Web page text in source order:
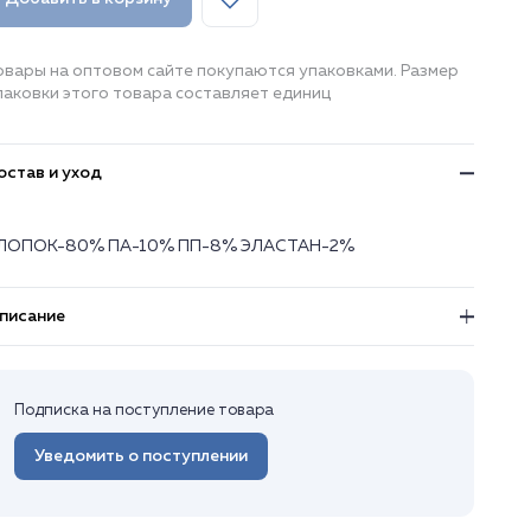
на оптовом сайте покупаются упаковками. Размер
этого товара составляет единиц
и уход
80% ПА-10% ПП-8% ЭЛАСТАН-2%
Подписка на поступление товара
Уведомить о поступлении